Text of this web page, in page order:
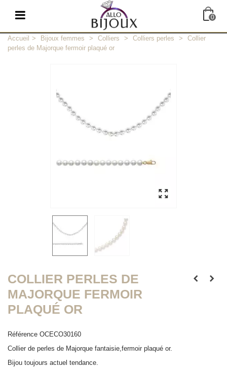
0
Accueil > Bijoux femmes > Colliers > Colliers perles >
Collier
perles de Majorque fermoir plaqué or
COLLIER PERLES DE
MAJORQUE FERMOIR
PLAQUÉ OR
Référence OCECO30160
Collier de perles de Majorque fantaisie,fermoir plaqué or.
Bijou toujours actuel tendance.